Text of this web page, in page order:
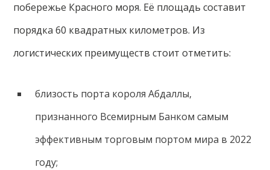
побережье Красного моря. Её площадь составит
порядка 60 квадратных километров. Из
логистических преимуществ стоит отметить:
близость порта короля Абдаллы,
признанного Всемирным Банком самым
эффективным торговым портом мира в 2022
году;